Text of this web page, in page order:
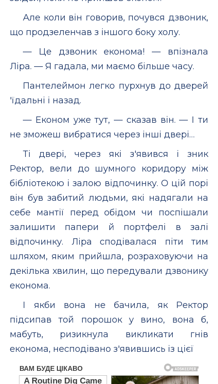
Але коли він говорив, почувся дзвоник,
що продзеленчав з іншого боку холу.
— Це дзвоник економа! — впізнала
Ліра. — Я гадала, ми маємо більше часу.
Пантелеймон легко пурхнув до дверей
'їдальні і назад.
— Економ уже тут, — сказав він. — І ти
не зможеш вибратися через інші двері…
Ті двері, через які з'явився і зник
Ректор, вели до шумного коридору між
бібліотекою і залою відпочинку. О цій порі
він був забитий людьми, які надягали на
себе мантії перед обідом чи поспішали
залишити папери й портфелі в залі
відпочинку. Ліра сподівалася піти тим
шляхом, яким прийшла, розраховуючи на
декілька хвилин, що передували дзвонику
економа.
І якби вона не бачила, як Ректор
підсипав той порошок у вино, вона б,
мабуть, ризикнула викликати гнів
економа, несподівано з'явившись із цієї